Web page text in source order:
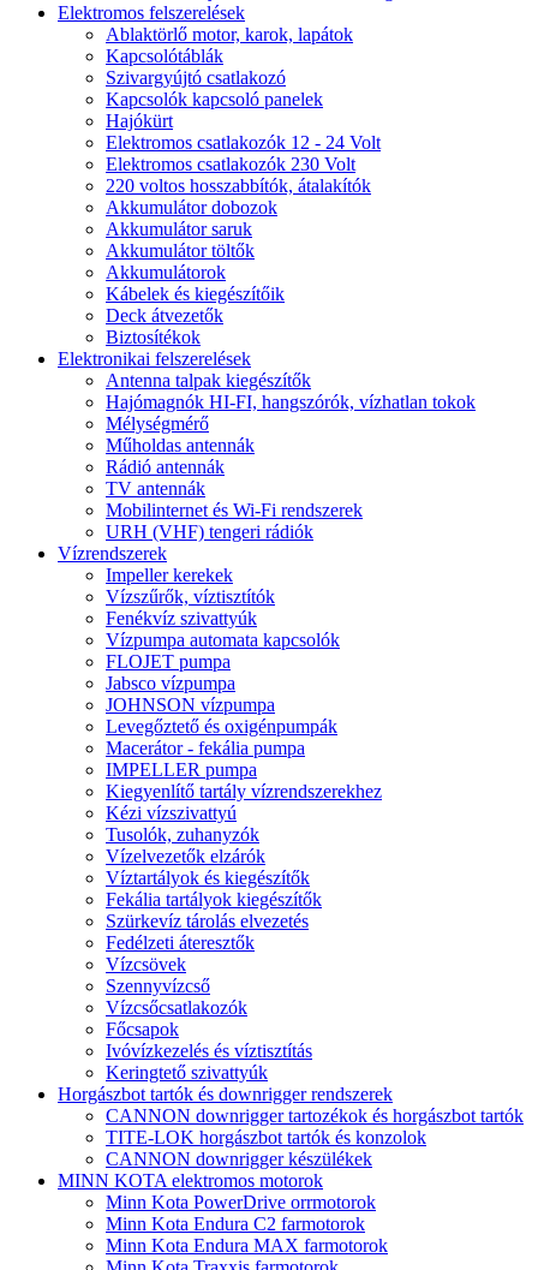
Elektromos felszerelések
Ablaktörlő motor, karok, lapátok
Kapcsolótáblák
Szivargyújtó csatlakozó
Kapcsolók kapcsoló panelek
Hajókürt
Elektromos csatlakozók 12 - 24 Volt
Elektromos csatlakozók 230 Volt
220 voltos hosszabbítók, átalakítók
Akkumulátor dobozok
Akkumulátor saruk
Akkumulátor töltők
Akkumulátorok
Kábelek és kiegészítőik
Deck átvezetők
Biztosítékok
Elektronikai felszerelések
Antenna talpak kiegészítők
Hajómagnók HI-FI, hangszórók, vízhatlan tokok
Mélységmérő
Műholdas antennák
Rádió antennák
TV antennák
Mobilinternet és Wi-Fi rendszerek
URH (VHF) tengeri rádiók
Vízrendszerek
Impeller kerekek
Vízszűrők, víztisztítók
Fenékvíz szivattyúk
Vízpumpa automata kapcsolók
FLOJET pumpa
Jabsco vízpumpa
JOHNSON vízpumpa
Levegőztető és oxigénpumpák
Macerátor - fekália pumpa
IMPELLER pumpa
Kiegyenlítő tartály vízrendszerekhez
Kézi vízszivattyú
Tusolók, zuhanyzók
Vízelvezetők elzárók
Víztartályok és kiegészítők
Fekália tartályok kiegészítők
Szürkevíz tárolás elvezetés
Fedélzeti áteresztők
Vízcsövek
Szennyvízcső
Vízcsőcsatlakozók
Főcsapok
Ivóvízkezelés és víztisztítás
Keringtető szivattyúk
Horgászbot tartók és downrigger rendszerek
CANNON downrigger tartozékok és horgászbot tartók
TITE-LOK horgászbot tartók és konzolok
CANNON downrigger készülékek
MINN KOTA elektromos motorok
Minn Kota PowerDrive orrmotorok
Minn Kota Endura C2 farmotorok
Minn Kota Endura MAX farmotorok